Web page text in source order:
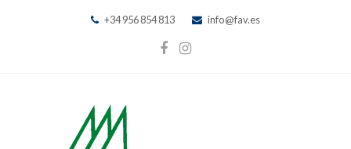
+34 956 854 813 info@fav.es
Facebook
Instagram